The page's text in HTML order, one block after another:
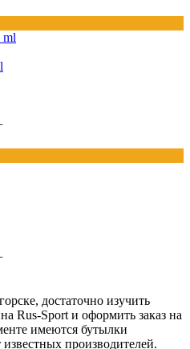
достаточно изучить
Rus-Sport и оформить заказ на
имеются бутылки
производителей.